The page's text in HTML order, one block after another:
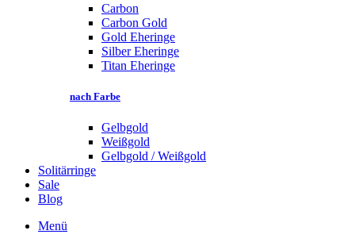
Carbon
Carbon Gold
Gold Eheringe
Silber Eheringe
Titan Eheringe
nach Farbe
Gelbgold
Weißgold
Gelbgold / Weißgold
Solitärringe
Sale
Blog
Menü